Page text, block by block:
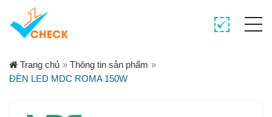
Trang chủ » Thông tin sản phẩm »
ĐÈN LED MDC ROMA 150W